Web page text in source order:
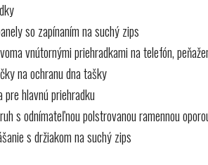
so zapínaním na suchý zips
vnútornými priehradkami na telefón,
na ochranu dna tašky
hlavnú priehradku
s odnímateľnou polstrovanou ramennou
s držiakom na suchý zips